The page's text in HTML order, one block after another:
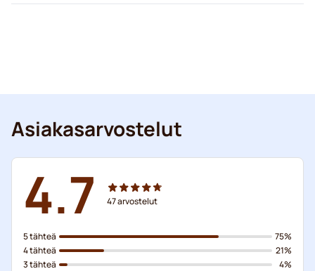
Asiakasarvostelut
4.7 47arvostelut
5 tähteä
4 tähteä
3 tähteä
75%
21%
4%